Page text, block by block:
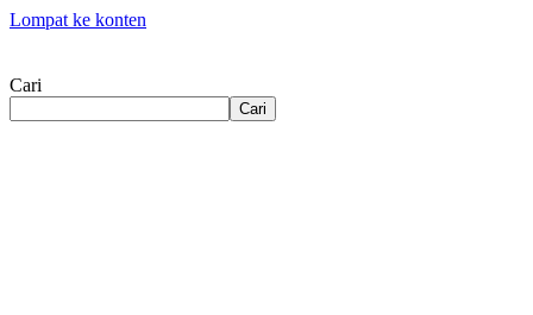
Lompat ke konten
Cari
Cari